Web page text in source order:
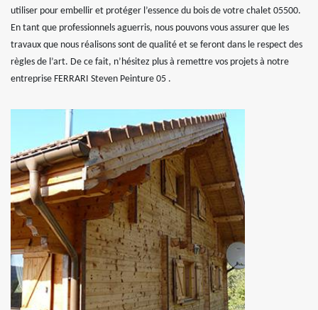
utiliser pour embellir et protéger l’essence du bois de votre chalet 05500.
En tant que professionnels aguerris, nous pouvons vous assurer que les
travaux que nous réalisons sont de qualité et se feront dans le respect des
règles de l’art. De ce fait, n’hésitez plus à remettre vos projets à notre
entreprise FERRARI Steven Peinture 05 .